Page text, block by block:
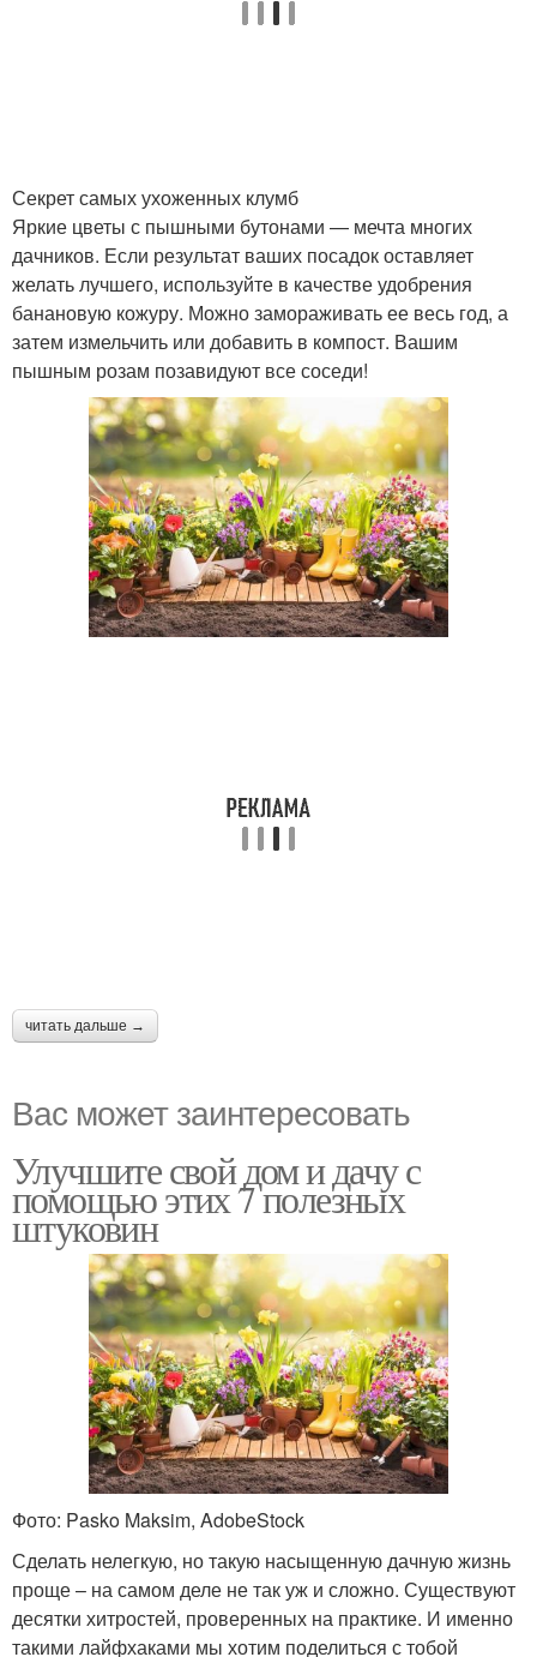
Секрет самых ухоженных клумб
Яркие цветы с пышными бутонами — мечта многих
дачников. Если результат ваших посадок оставляет
желать лучшего, используйте в качестве удобрения
банановую кожуру. Можно замораживать ее весь год, а
затем измельчить или добавить в компост. Вашим
пышным розам позавидуют все соседи!
читать дальше →
Вас может заинтересовать
Улучшите свой дом и дачу с
помощью этих 7 полезных
штуковин
Фото: Pasko Maksim, AdobeStock
Сделать нелегкую, но такую насыщенную дачную жизнь
проще – на самом деле не так уж и сложно. Существуют
десятки хитростей, проверенных на практике. И именно
такими лайфхаками мы хотим поделиться с тобой